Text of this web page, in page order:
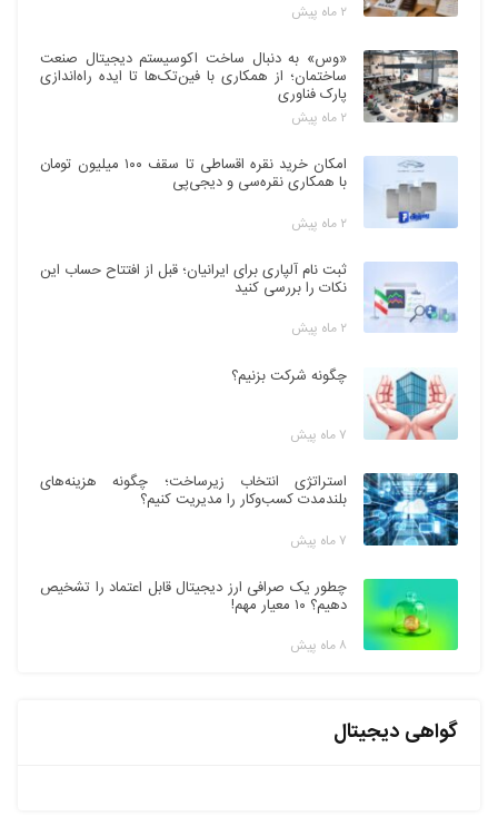
۲ ماه پیش
«وس» به دنبال ساخت اکوسیستم دیجیتال صنعت
ساختمان؛ از همکاری با فین‌تک‌ها تا ایده راه‌اندازی
پارک فناوری
۲ ماه پیش
امکان خرید نقره اقساطی تا سقف ۱۰۰ میلیون تومان
با همکاری نقره‌سی و دیجی‌پی
۲ ماه پیش
ثبت نام آلپاری برای ایرانیان؛ قبل از افتتاح حساب این
نکات را بررسی کنید
۲ ماه پیش
چگونه شرکت بزنیم؟
۷ ماه پیش
استراتژی انتخاب زیرساخت؛ چگونه هزینه‌های
بلندمدت کسب‌وکار را مدیریت کنیم؟
۷ ماه پیش
چطور یک صرافی ارز دیجیتال قابل اعتماد را تشخیص
دهیم؟ ۱۰ معیار مهم!
۸ ماه پیش
گواهی دیجیتال